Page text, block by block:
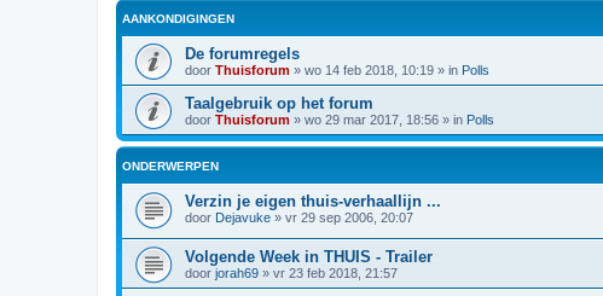
AANKONDIGINGEN
De forumregels
door Thuisforum » wo 14 feb 2018, 10:19 » in Polls
Taalgebruik op het forum
door Thuisforum » wo 29 mar 2017, 18:56 » in Polls
ONDERWERPEN
Verzin je eigen thuis-verhaallijn ...
door Dejavuke » vr 29 sep 2006, 20:07
Volgende Week in THUIS - Trailer
door jorah69 » vr 23 feb 2018, 21:57